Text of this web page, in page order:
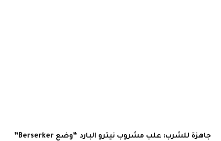
جاهزة للشرب: علب مشروب نيترو البارد “وضع Berserker”